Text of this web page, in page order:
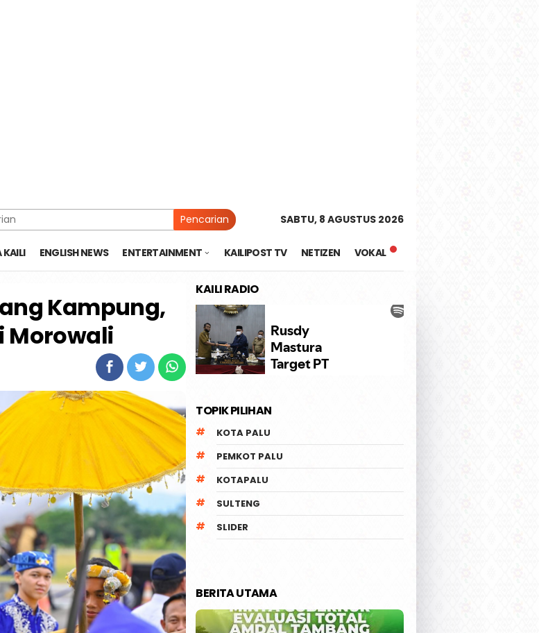
Pencarian SABTU, 8 AGUSTUS 2026
KAILI ENGLISH NEWS ENTERTAINMENT KAILIPOST TV NETIZEN VOKAL
Kampung,
Morowali
KAILI RADIO
TOPIK PILIHAN
KOTA PALU
PEMKOT PALU
KOTAPALU
SULTENG
SLIDER
BERITA UTAMA